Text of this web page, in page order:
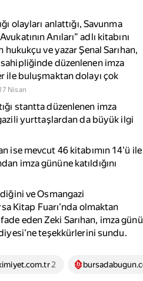
olayları anlattığı, Savunma
Anıları” adlı kitabını
hukukçu ve yazar Şenal Sarıhan,
düzenlenen imza
ile buluşmaktan dolayı çok
Nisan
stantta düzenlenen imza
yurttaşlardan da büyük ilgi
ise mevcut 46 kitabımın 14'ü ile
imza gününe katıldığını
ve Osmangazi
Kitap Fuarı’nda olmaktan
eden Zeki Sarıhan, imza günü
teşekkürlerini sundu.
2